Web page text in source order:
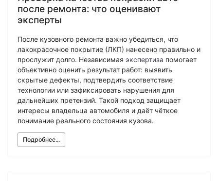
после ремонта: что оценивают
эксперты
После кузовного ремонта важно убедиться, что
лакокрасочное покрытие (ЛКП) нанесено правильно и
прослужит долго. Независимая экспертиза помогает
объективно оценить результат работ: выявить
скрытые дефекты, подтвердить соответствие
технологии или зафиксировать нарушения для
дальнейших претензий. Такой подход защищает
интересы владельца автомобиля и даёт чёткое
понимание реального состояния кузова.
Подробнее...